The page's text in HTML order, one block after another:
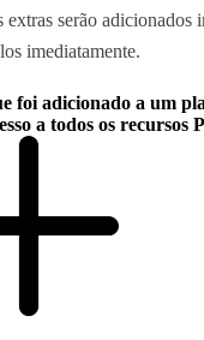
extras serão adicionados
imediatamente.
foi adicionado a um
a todos os recursos